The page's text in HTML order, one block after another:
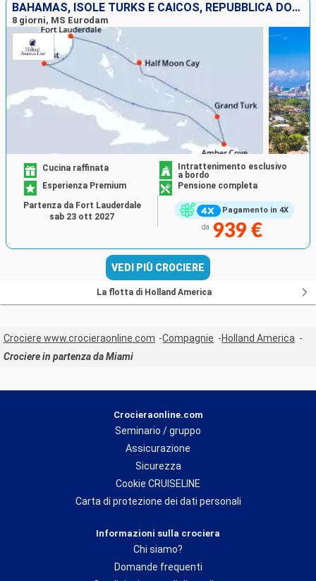
BAHAMAS, ISOLE TURKS E CAICOS, REPUBBLICA DOMINICANA, STATI UNITI
8 giorni, MS Eurodam
Pagamento in 4X
Cucina raffinata
Intrattenimento esclusivo
a bordo
Esperienza Premium
Pensione completa
da 939 €
Partenza da Fort Lauderdale
sab 23 ott 2027
VEDI PIÙ CROCIERE
La flotta di Holland America
Crociere www.crocieraonline.com Compagnie
Holland America
Crociere in partenza da Miami
Crocieraonline.com
Seminario / gruppo
Assicurazione
Sicurezza
Cookie CRUISELINE
Carta di protezione dei dati personali
Informazioni sulla crociera
Chi siamo?
Domande frequenti